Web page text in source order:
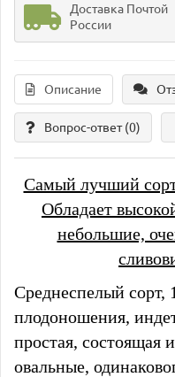
Доставка Почтой
России
Описание
Вопрос-ответ(0)
Самый лучший
Обладает
небольшие,
Среднеспелый сорт,
плодоношения,
простая, состоящая
овальные,